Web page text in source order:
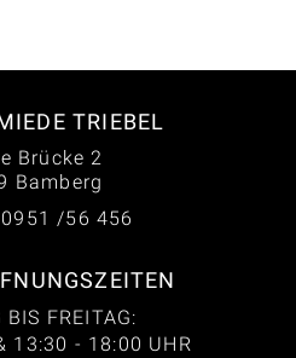
TRIEBEL
Brücke 2
Bamberg
/56 456
BIS FREITAG:
13:30 - 18:00 UHR